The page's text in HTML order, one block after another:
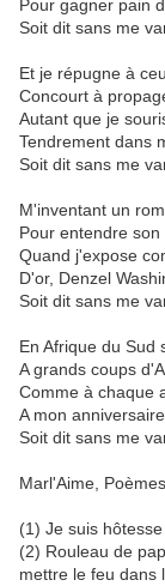
Pour gagner pain
Soit dit sans me
Et je répugne à
Concourt à
Autant que je
Tendrement dans
Soit dit sans me
M'inventant un
Pour entendre
Quand j'expose
D'or, Denzel
Soit dit sans me
En Afrique du Sud
A grands coups
Comme à chaque
A mon
Soit dit sans me
Marl'Aime,
(1) Je suis
(2) Rouleau de
mettre le feu dans